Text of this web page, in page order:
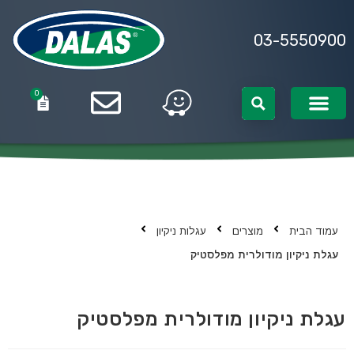
03-5550900
0
עמוד הבית מוצרים
עגלות ניקיון
עגלת ניקיון מודולרית מפלסטיק
עגלת ניקיון מודולרית מפלסטיק